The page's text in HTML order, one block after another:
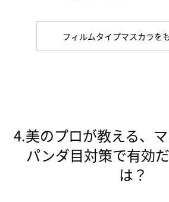
フィルムタイプマスカラを
4.美のプロが教える、
パンダ目対策で有効
は？